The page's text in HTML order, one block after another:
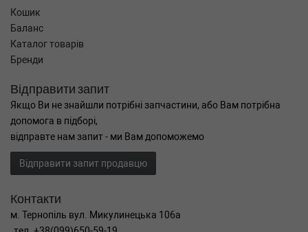
Кошик
Баланс
Каталог товарів
Бренди
Відправити запит
Якщо Ви не знайшли потрібні запчастини, або Вам потрібна
допомога в підборі,
відправте нам запит - ми Вам допоможемо
Відправити запит продавцю
Контакти
м. Тернопіль вул. Микулинецька 106а